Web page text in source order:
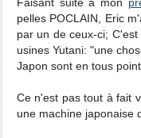
pelles POCLAIN, Eric
par un de ceux-ci;
usines Yutani: "une
Japon sont en tous
Ce n'est pas tout à fait
une machine japonaise